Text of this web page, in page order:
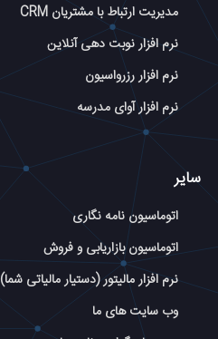
مدیریت ارتباط با مشتریان CRM
نرم افزار نوبت دهی آنلاین
نرم افزار رزرواسیون
نرم افزار آوای مدرسه
سایر
اتوماسیون نامه نگاری
اتوماسیون بازاریابی و فروش
نرم افزار مالیتور (دستیار مالیاتی شما)
وب سایت های ما